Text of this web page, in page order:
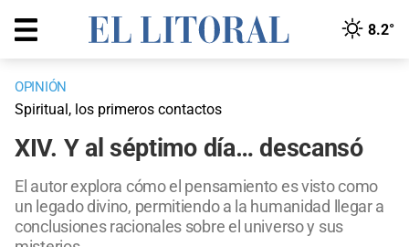
8.2°
OPINIÓN
Spiritual, los primeros contactos
XIV. Y al séptimo día… descansó
El autor explora cómo el pensamiento es visto como
un legado divino, permitiendo a la humanidad llegar a
conclusiones racionales sobre el universo y sus